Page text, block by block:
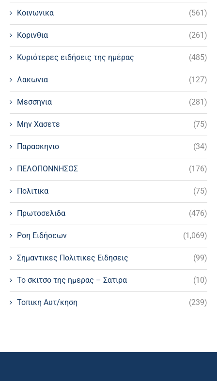
Κοινωνικα (561)
Κορινθια (261)
Κυριότερες ειδήσεις της ημέρας (485)
Λακωνια (127)
Μεσσηνια (281)
Μην Χασετε (75)
Παρασκηνιο (34)
ΠΕΛΟΠΟΝΝΗΣΟΣ (176)
Πολιτικα (75)
Πρωτοσελιδα (476)
Ροη Ειδήσεων (1,069)
Σημαντικες Πολιτικες Ειδησεις (99)
Το σκιτσο της ημερας – Σατιρα (10)
Τοπικη Αυτ/κηση (239)